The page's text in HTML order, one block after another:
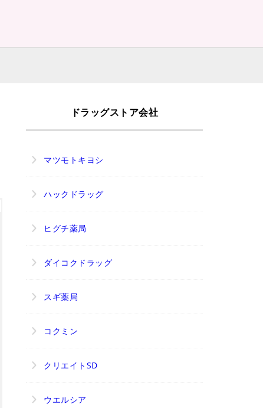
ドラッグストア会社
マツモトキヨシ
ハックドラッグ
ヒグチ薬局
ダイコクドラッグ
スギ薬局
コクミン
クリエイトSD
ウエルシア